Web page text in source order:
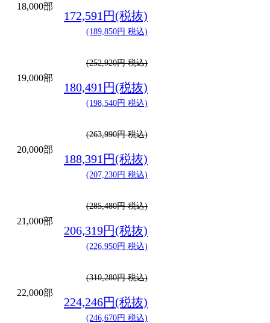
18,000部
172,591円(税抜)
(189,850円 税込)
19,000部
(252,920円 税込)
180,491円(税抜)
(198,540円 税込)
20,000部
(263,990円 税込)
188,391円(税抜)
(207,230円 税込)
21,000部
(285,480円 税込)
206,319円(税抜)
(226,950円 税込)
22,000部
(310,280円 税込)
224,246円(税抜)
(246,670円 税込)